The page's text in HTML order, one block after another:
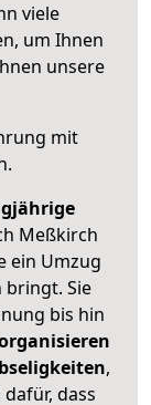
viele
um Ihnen
unsere
mit
.
Meßkirch
ein Umzug
bringt. Sie
bis hin
,
dass